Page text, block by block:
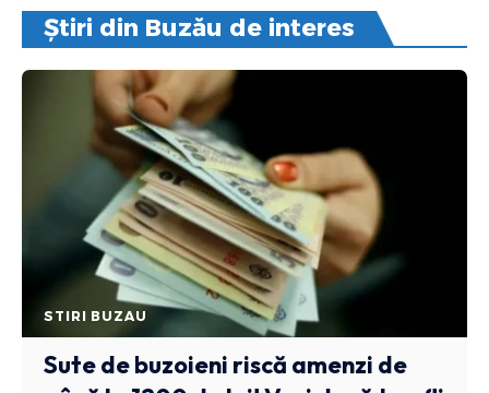
Știri din Buzău de interes
STIRI BUZAU
Sute de buzoieni riscă amenzi de